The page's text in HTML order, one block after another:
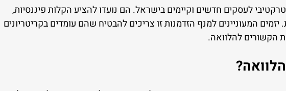
לעסקים חדשים וקיימים בישראל. הם נועדו להציע הקלות פיננסיות,
המעוניינים למנף הזדמנות זו צריכים להבטיח שהם עומדים בקריטריונים
הקשורים להלוואה.